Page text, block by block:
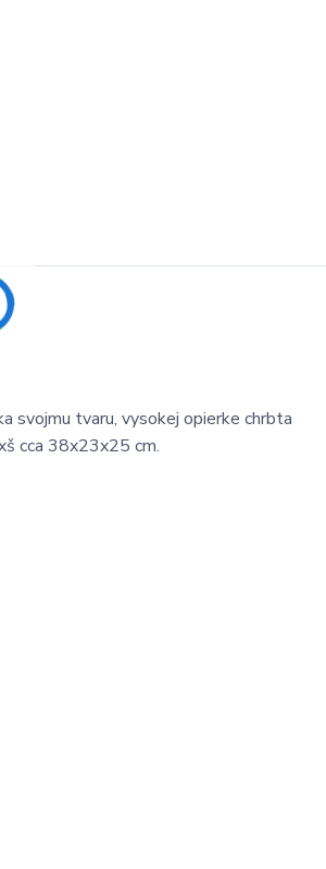
svojmu tvaru, vysokej opierke chrbta
cca 38x23x25 cm.